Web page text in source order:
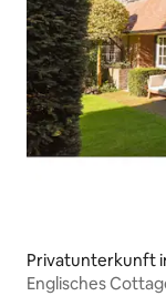
Privatunterkunft
Englisches